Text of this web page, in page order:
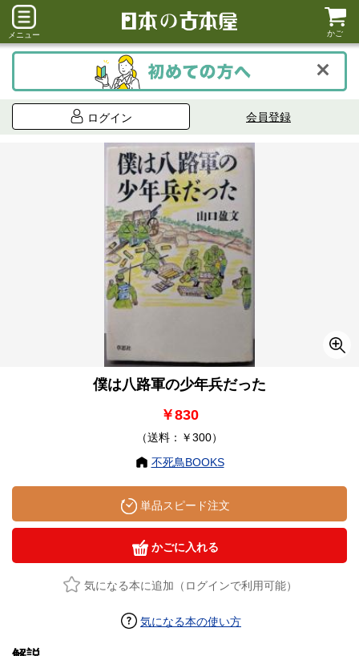
メニュー かご
ログイン 会員登録
僕は八路軍の少年兵だった
￥830
（送料：￥300）
不死鳥BOOKS
単品スピード注文
かごに入れる
気になる本に追加（ログインで利用可能）
気になる本の使い方